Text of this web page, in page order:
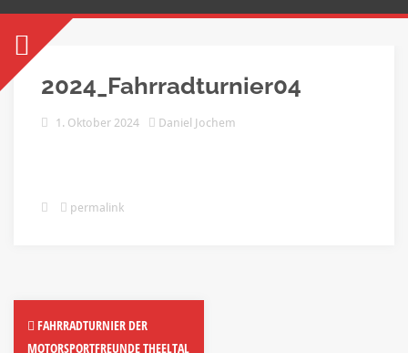
2024_Fahrradturnier04
1. Oktober 2024 Daniel Jochem
permalink
FAHRRADTURNIER DER
MOTORSPORTFREUNDE THEELTAL